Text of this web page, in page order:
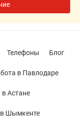
Телефоны Блог
в Павлодаре
в Астане
Шымкенте